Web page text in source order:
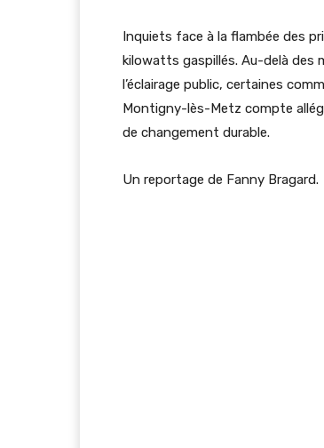
Inquiets face à la flambée des
kilowatts gaspillés. Au-delà des
l’éclairage public, certaines
Montigny-lès-Metz compte
de changement durable.
Un reportage de Fanny Bragard.